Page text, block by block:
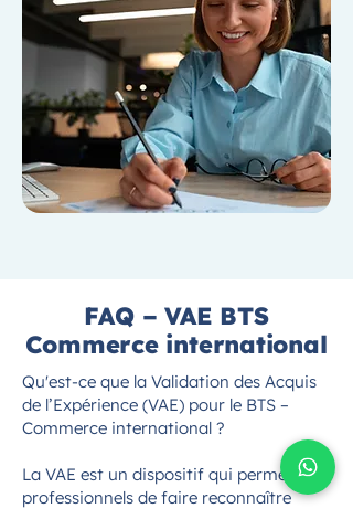
FAQ – VAE BTS
Commerce international
Qu'est-ce que la Validation des Acquis
de l’Expérience (VAE) pour le BTS –
Commerce international ?
La VAE est un dispositif qui permet aux
professionnels de faire reconnaître